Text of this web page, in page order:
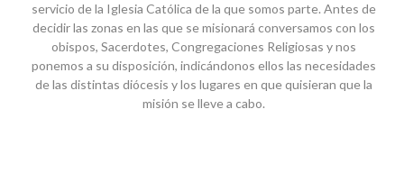
servicio de la Iglesia Católica de la que somos parte. Antes de
decidir las zonas en las que se misionará conversamos con los
obispos, Sacerdotes, Congregaciones Religiosas y nos
ponemos a su disposición, indicándonos ellos las necesidades
de las distintas diócesis y los lugares en que quisieran que la
misión se lleve a cabo.